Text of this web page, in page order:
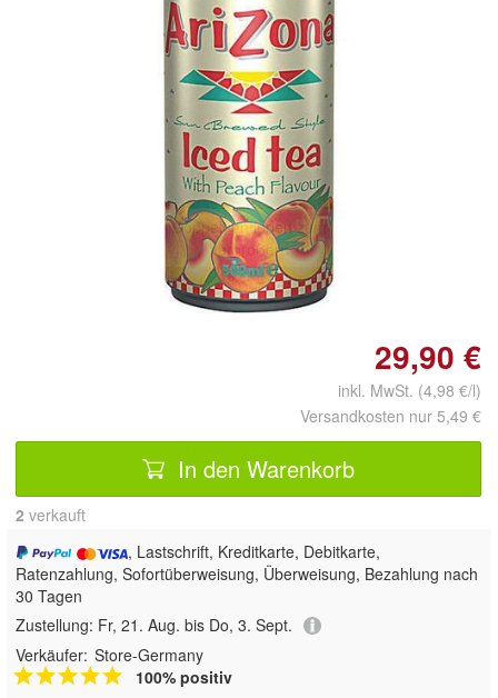
Doppelt antippen zum
vergrößern
29,90 €
inkl. MwSt. (4,98 €/l)
Versandkosten nur 5,49 €
In den Warenkorb
2 verkauft
, Lastschrift, Kreditkarte, Debitkarte,
Ratenzahlung, Sofortüberweisung, Überweisung, Bezahlung nach
30 Tagen
Zustellung: Fr, 21. Aug. bis Do, 3. Sept.
Verkäufer: Store-Germany
100% positiv